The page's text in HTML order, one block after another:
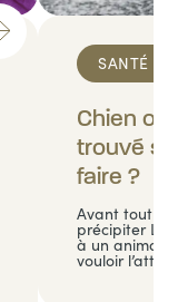
SANTÉ
Chien
trouvé
faire ?
Avant tout :
précipiter La
à un animal
vouloir